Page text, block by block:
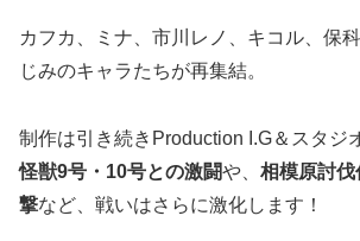
カフカ、ミナ、市川レノ、キコル、保
じみのキャラたちが再集結。
制作は引き続きProduction I.G＆スタジ
怪獣9号・10号との激闘や、 相模原討
撃など、戦いはさらに激化します！